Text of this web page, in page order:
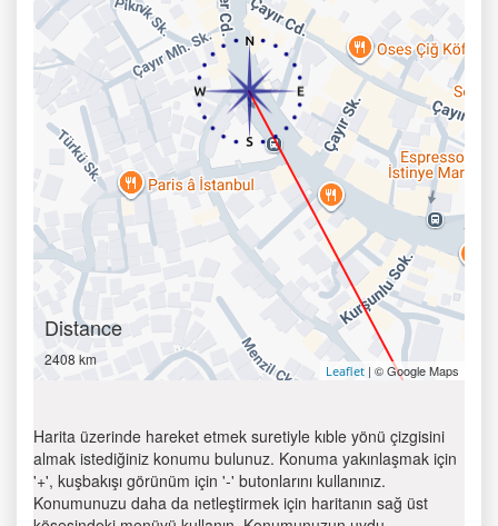
Distance
2408 km
Leaflet | © Google Maps
Harita üzerinde hareket etmek suretiyle kıble yönü çizgisini
almak istediğiniz konumu bulunuz. Konuma yakınlaşmak için
'+', kuşbakışı görünüm için '-' butonlarını kullanınız.
Konumunuzu daha da netleştirmek için haritanın sağ üst